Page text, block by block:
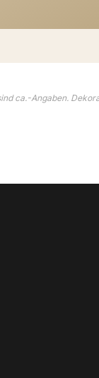
ca.-Angaben.